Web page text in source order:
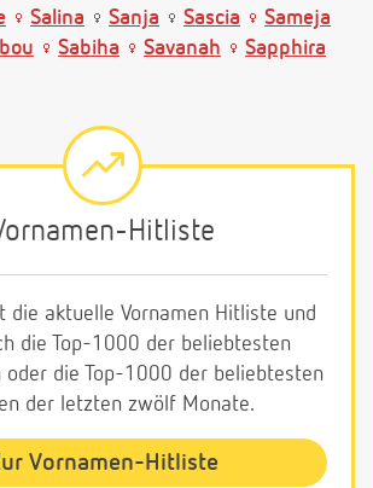
Salina Sanja Sascia
Sameja
Sabiha Savanah Sapphira
Hitliste
die aktuelle Vornamen Hitliste und
die Top-1000 der beliebtesten
oder die Top-1000 der beliebtesten
der letzten zwölf Monate.
Vornamen-Hitliste